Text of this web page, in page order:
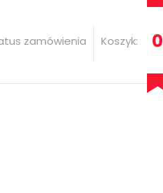
zamówienia Koszyk: 0